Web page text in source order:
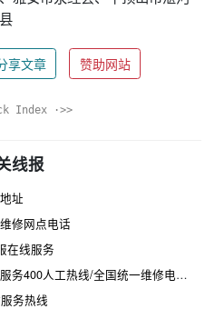
享文章 赞助网站
Index ·>>
线报
址
修网点电话
在线服务
人工热线/全国统一维修电话是多少
务热线